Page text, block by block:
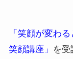
「笑顔が変わ
笑顔講座」 を